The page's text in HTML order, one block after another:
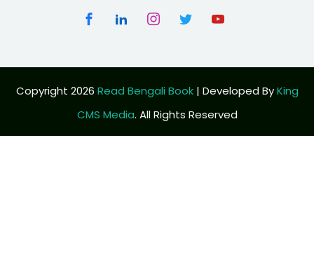
Copyright 2026 Read Bengali Book| Developed ByKing
CMS Media. All Rights Reserved